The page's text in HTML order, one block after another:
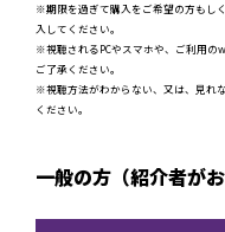
※期限を過ぎて購入をご希望の方もし
入してください。
※視聴されるPCやスマホや、ご利用の
ご了承ください。
※視聴方法がわからない、又は、見れ
ください。
一般の方（紹介者が